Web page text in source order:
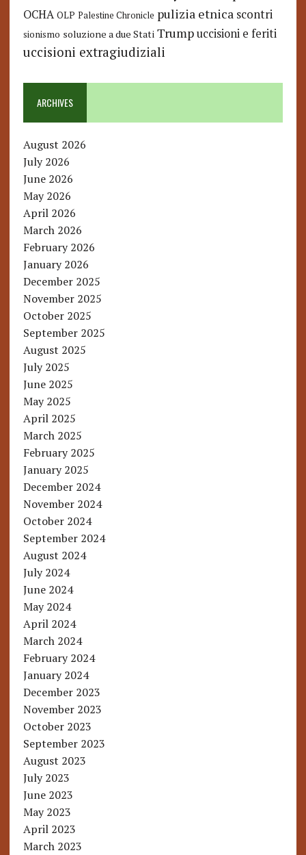
OCHA OLP Palestine Chronicle pulizia etnica scontri
sionismo soluzione a due Stati Trump uccisioni e feriti
uccisioni extragiudiziali
ARCHIVES
August 2026
July 2026
June 2026
May 2026
April 2026
March 2026
February 2026
January 2026
December 2025
November 2025
October 2025
September 2025
August 2025
July 2025
June 2025
May 2025
April 2025
March 2025
February 2025
January 2025
December 2024
November 2024
October 2024
September 2024
August 2024
July 2024
June 2024
May 2024
April 2024
March 2024
February 2024
January 2024
December 2023
November 2023
October 2023
September 2023
August 2023
July 2023
June 2023
May 2023
April 2023
March 2023